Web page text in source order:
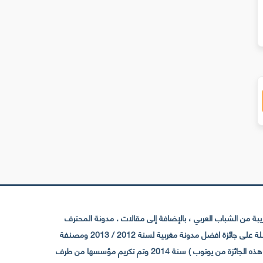
الشباب العربي ، بالإضافة إلى مقالات . مدونة المحترف
تأسست سنة 2009 حيث تستقطب الآن عدد كبير من الزوار من كافة ربوع الوطن العربي ، حيث ان مقرها الرئيسي بالمغرب و مديرها امين رغيب ،حاصلة على جائزة افضل مدونة مغربية لسنة 2012 / 2013 ومصنفة
ضمن افضل 10 مدونات عربية حسب المركز الدولي للصحفيين ICFJ سنة 2013 وحاصلة على الجائزة الفضية من يوتوب (اول قناة مغربية تحصل على هذه الجائزة من يوتوب ) سنة 2014 وتم تكريم مؤسسها من طرف